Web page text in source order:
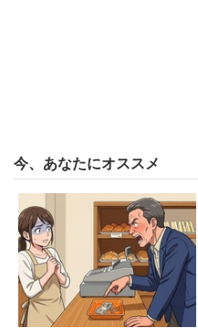
今、あなたにオススメ